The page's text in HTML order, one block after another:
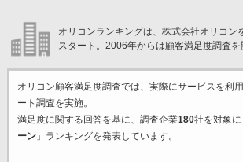
オリコンランキングは、株式会社オリコン
スタート。2006年からは顧客満足度調査を
オリコン顧客満足度調査では、実際にサービスを利
ート調査を実施。
満足度に関する回答を基に、調査企業180社を対象に
ーン」ランキングを発表しています。